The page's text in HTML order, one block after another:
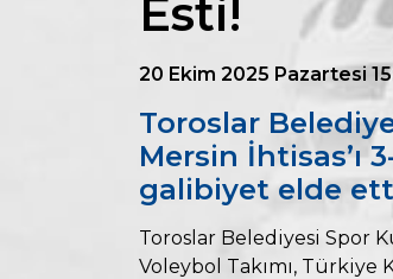
Esti!
20 Ekim 2025 Pazartesi
Toroslar
Mersin
galibiyet elde
Toroslar Belediyesi Spor
Voleybol Takımı, Türkiye